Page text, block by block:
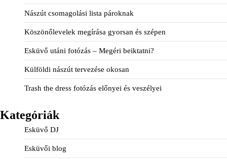
Nászút csomagolási lista pároknak
Köszönőlevelek megírása gyorsan és szépen
Esküvő utáni fotózás – Megéri beiktatni?
Külföldi nászút tervezése okosan
Trash the dress fotózás előnyei és veszélyei
Kategóriák
Esküvő DJ
Esküvői blog